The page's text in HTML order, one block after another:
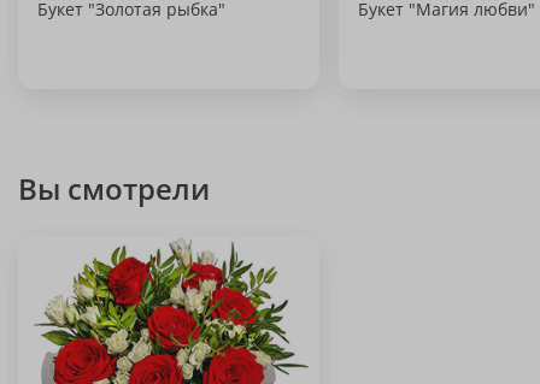
Букет "Золотая рыбка" Букет "Магия любви"
Вы смотрели